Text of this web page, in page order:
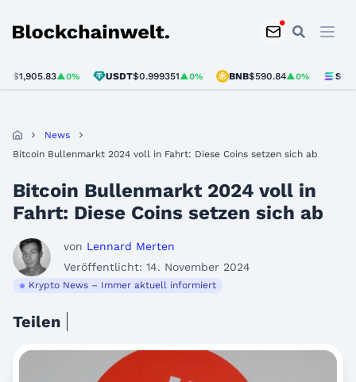
Blockchainwelt
▲0% USDT$0.999351▲0% BNB$590.84▲0% SOL
News
Bitcoin Bullenmarkt 2024 voll in Fahrt: Diese Coins setzen sich ab
Bitcoin Bullenmarkt 2024 voll in
Fahrt: Diese Coins setzen sich ab
von Lennard Merten
Veröffentlicht: 14. November 2024
Krypto News – Immer aktuell informiert
Teilen